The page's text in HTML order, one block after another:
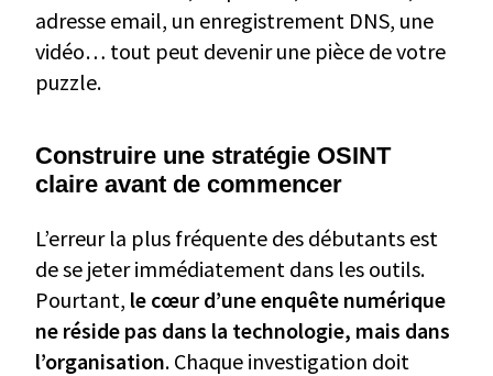
adresse email, un enregistrement DNS, une
vidéo… tout peut devenir une pièce de votre
puzzle.
Construire une stratégie OSINT
claire avant de commencer
L’erreur la plus fréquente des débutants est
de se jeter immédiatement dans les outils.
Pourtant, le cœur d’une enquête numérique
ne réside pas dans la technologie, mais dans
l’organisation. Chaque investigation doit